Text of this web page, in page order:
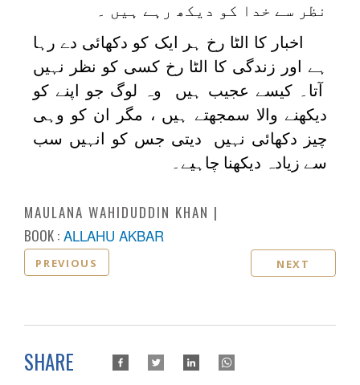
نظر سے خدا کو دیکھ رہے ہیں ۔
اخبار کا الٹا رخ ہر ایک کو دکھائی دے رہا
ہے اور زندگی کا الٹا رخ کسی کو نظر نہیں
آتا۔ کیسے عجیب ہیں وہ لوگ جو اپنے کو
دیکھنے والا سمجھتے ہیں ، مگر ان کو وہی
چیز دکھائی نہیں دیتی جس کو انہیں سب
سے زیادہ دیکھنا چاہیے۔
MAULANA WAHIDUDDIN KHAN
BOOK : ALLAHU AKBAR
PREVIOUS NEXT
SHARE